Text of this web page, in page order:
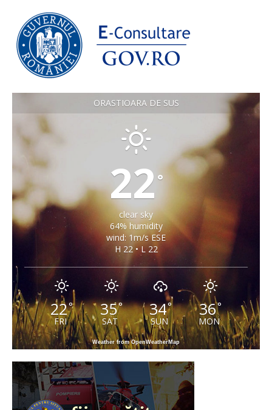
ORASTIOARA DE SUS
22 °
clear sky
64% humidity
wind: 1m/s ESE
H 22 • L 22
22°
FRI
35°
SAT
34°
SUN
36°
MON
Weather from OpenWeatherMap